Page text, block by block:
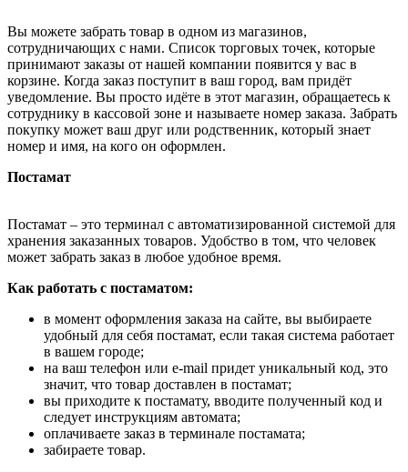
Вы можете забрать товар в одном из магазинов,
сотрудничающих с нами. Список торговых точек, которые
принимают заказы от нашей компании появится у вас в
корзине. Когда заказ поступит в ваш город, вам придёт
уведомление. Вы просто идёте в этот магазин, обращаетесь к
сотруднику в кассовой зоне и называете номер заказа. Забрать
покупку может ваш друг или родственник, который знает
номер и имя, на кого он оформлен.
Постамат
Постамат – это терминал с автоматизированной системой для
хранения заказанных товаров. Удобство в том, что человек
может забрать заказ в любое удобное время.
Как работать с постаматом:
в момент оформления заказа на сайте, вы выбираете
удобный для себя постамат, если такая система работает
в вашем городе;
на ваш телефон или e-mail придет уникальный код, это
значит, что товар доставлен в постамат;
вы приходите к постамату, вводите полученный код и
следует инструкциям автомата;
оплачиваете заказ в терминале постамата;
забираете товар.